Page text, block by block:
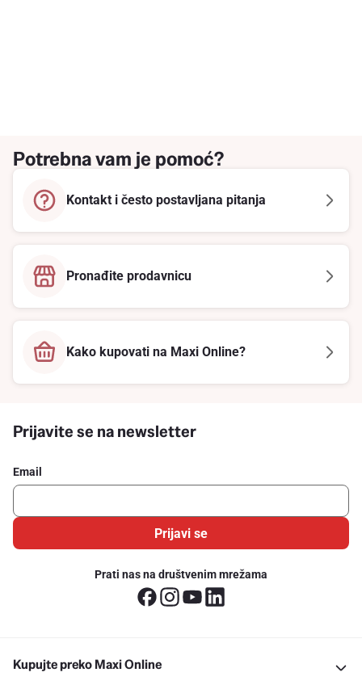
Potrebna vam je pomoć?
Kontakt i često postavljana pitanja
Pronađite prodavnicu
Kako kupovati na Maxi Online?
Prijavite se na newsletter
Email
Prijavi se
Prati nas na društvenim mrežama
Kupujte preko Maxi Online